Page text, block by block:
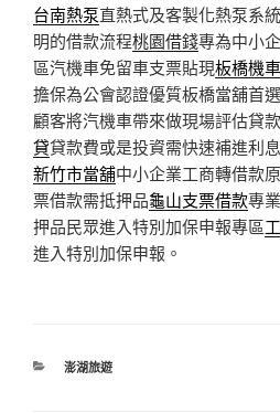
台南熱泵直熱式及客製化熱泵系
明的借款流程桃園借錢專為中小
區汽機車免留車支票貼現板橋機
擔保為公會認證優質板橋當舖首選
顧客將汽機車帶來做現場評估貸
貸貸款費或是投資需快速補進利
新竹市當舖中小企業工商轉借款
票借款需抵押品龜山支票借款專
押品民眾進入特別加保申報專區
進入特別加保申報。
分
澎湖旅遊